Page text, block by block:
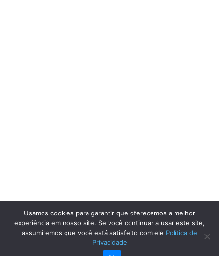
Usamos cookies para garantir que oferecemos a melhor
experiência em nosso site. Se você continuar a usar este site,
assumiremos que você está satisfeito com ele Política de
Privacidade